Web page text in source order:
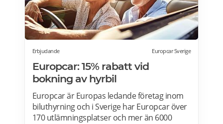
Erbjudande Europcar Sverige
Europcar: 15% rabatt vid
bokning av hyrbil
Europcar är Europas ledande företag inom
biluthyrning och i Sverige har Europcar över
170 utlämningsplatser och mer än 6000